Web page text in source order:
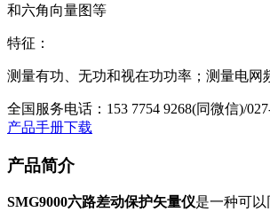
和六角向量图等
特征：
测量有功、无功和视在功功率；测量电网
全国服务电话： 153 7754 9268(同微信)/
产品手册下载
产品简介
SMG9000六路差动保护矢量仪是一种可